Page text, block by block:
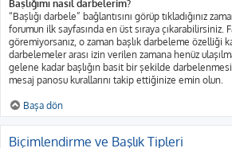
Başlığımı nasıl darbelerim?
“Başlığı darbele” bağlantısını görüp tıkladığınız
forumun ilk sayfasında en üst sıraya çıkarabilirsiniz.
göremiyorsanız, o zaman başlık darbeleme özelliği
darbelemeler arası izin verilen zamana henüz
gelene kadar başlığın basit bir şekilde
mesaj panosu kurallarını takip ettiğinize emin olun.
Başa dön
Biçimlendirme ve Başlık Tipleri